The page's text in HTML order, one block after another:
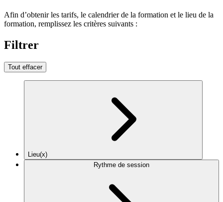
Afin d’obtenir les tarifs, le calendrier de la formation et le lieu de la
formation, remplissez les critères suivants :
Filtrer
Tout effacer
Lieu(x)
Rythme de session